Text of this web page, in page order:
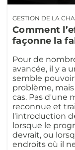
GESTION DE LA
Comment
façonne la
Pour de
avancée, il y a
semble
problème,
cas. Pas d'une
reconnue et
l'introduction
lorsque le
devrait, ou
endroits où il